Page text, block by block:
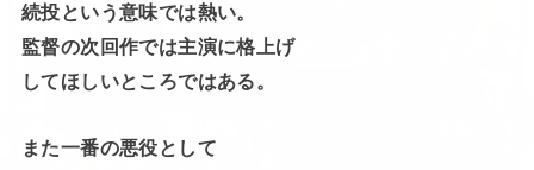
続投という意味では熱い。
監督の次回作では主演に格上げ
してほしいところではある。
また一番の悪役として